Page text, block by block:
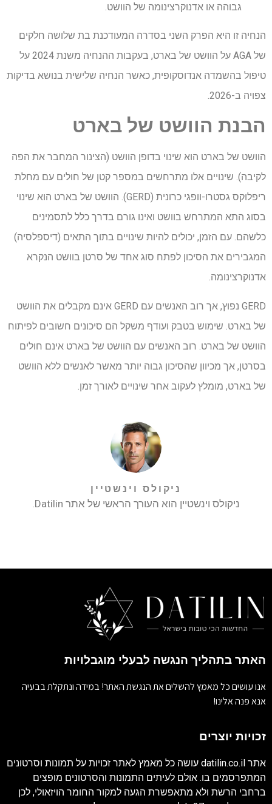
גבוהה או אדנוקרצינומה של הוושט.
הנחיה זו היא הפרק השני בסדרה המעודכנת בת שלושה חלקים
של AGA על הוושט של בארט, בעקבות ההנחיה משנת 2024 על
טיפול בהשמדה אנדוסקופית, כאשר הנחיה שלישית בנושא בדיקות
צפויה ב-2026.
הבנת הוושט של בארט
הוושט של בארט הוא שינוי בדופן הוושט (הצינור המחבר את הפה
לקיבה). שינויים אלו מתרחשים במספר קטן של חולים עם מחלת
ריפלוקס גסטרו-וופגי כרונית (GERD). הוושט של בארט הוא שינוי
בסוג התא המתרחש בוושט ואינו גורם בדרך כלל לתסמינים
כלשהם. עם הזמן, יכולים להיות שינויים בתוך התאים (דיספלסיה)
המגבירים את הסיכון לפתח סוג אחד של סרטן בוושט הנקרא
אדנוקרצינומה.
GERD נפוץ, אך רוב האנשים עם GERD אינם מקבלים את הוושט
של בארט. שימוש בטבק ועודף משקל הם סיכונים חשובים לפיתוח
הוושט של בארט. רוב האנשים עם הוושט של בארט אינם חולים
בסרטן, אך מכיוון שהסיכון גבוה יותר מאשר לאנשים ללא הוושט
של בארט, מומלץ לעקוב אחר שינויים לאורך זמן.
ניקולס וינשטיין
ניקולס וינשטיין הוא העורך הראשי של אתר Datilin.
האתר בתהליך הנגשה לבעלי מוגבלויות
אנו עושים כל מאמץ להשלים את הנגשת האתר! במידה ונתקלת בבעיה
אנא פנה אלינו!
זכויות יוצרים
אתר datilin.co.il עושה כל מאמץ לאתר זכויות על תמונות וסרטונים
המתפרסמים בו. אולם לעיתים התמונות והסרטונים מופצים
ברחבי הרשת ולא מתאפשרת הגעה למקור החומר הויזאולי, לכן